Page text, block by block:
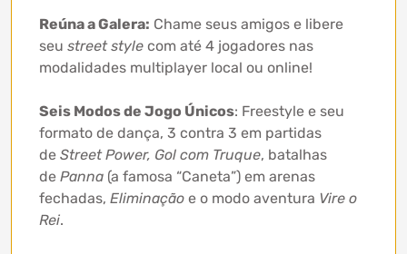
Reúna a Galera: Chame seus amigos e libere
seu street style com até 4 jogadores nas
modalidades multiplayer local ou online!
Seis Modos de Jogo Únicos: Freestyle e seu
formato de dança, 3 contra 3 em partidas
de Street Power, Gol com Truque, batalhas
de Panna (a famosa “Caneta”) em arenas
fechadas, Eliminação e o modo aventura Vire o
Rei.